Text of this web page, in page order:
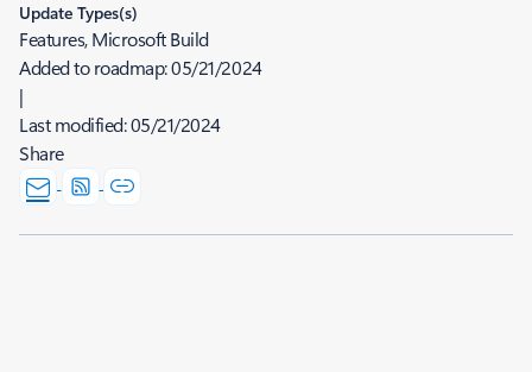
Update Types(s)
Features, Microsoft Build
Added to roadmap:05/21/2024
|
Last modified:05/21/2024
Share